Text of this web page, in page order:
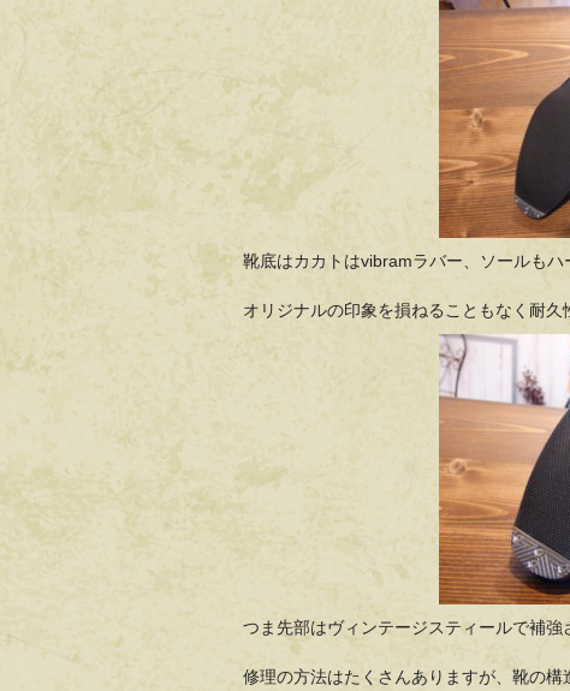
靴底はカカトはvibramラバー、ソールもハ
オリジナルの印象を損ねることもなく耐久
つま先部はヴィンテージスティールで補強
修理の方法はたくさんありますが、靴の